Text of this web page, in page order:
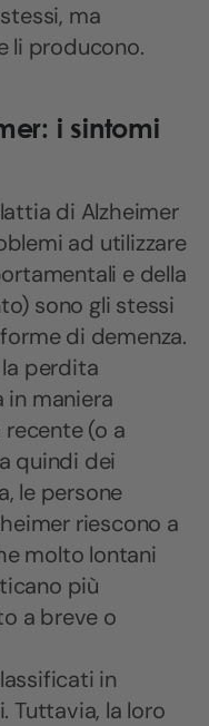
ma
li producono.
i sintomi
di Alzheimer
ad utilizzare
e della
sono gli stessi
di demenza.
perdita
in maniera
(o a
quindi dei
le persone
riescono a
molto lontani
più
a breve o
in
Tuttavia, la loro